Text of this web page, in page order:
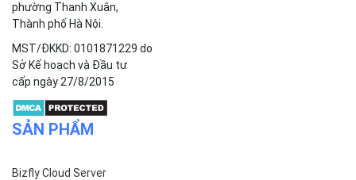
phường Thanh Xuân,
Thành phố Hà Nội.
MST/ĐKKD: 0101871229 do
Sở Kế hoạch và Đầu tư
cấp ngày 27/8/2015
SẢN PHẨM
Bizfly Cloud Server